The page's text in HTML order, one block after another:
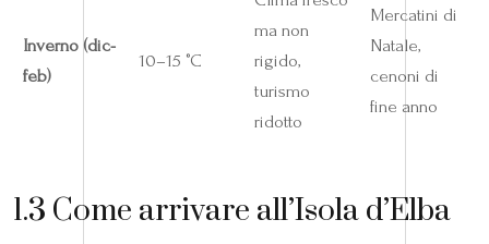
Inverno (dic-
feb)
10–15 °C
ma non
rigido,
turismo
ridotto
Mercatini di
Natale,
cenoni di
fine anno
1.3 Come arrivare all’Isola d’Elba